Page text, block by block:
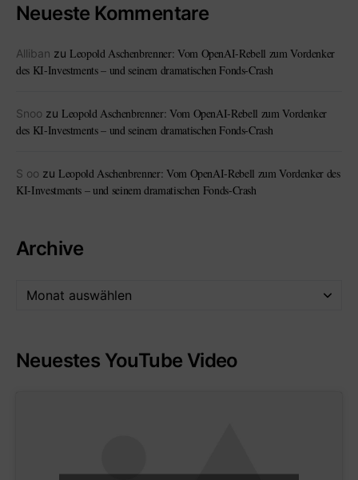
Neueste Kommentare
Alliban zu Leopold Aschenbrenner: Vom OpenAI-Rebell zum Vordenker
des KI-Investments – und seinem dramatischen Fonds-Crash
Snoo zu Leopold Aschenbrenner: Vom OpenAI-Rebell zum Vordenker
des KI-Investments – und seinem dramatischen Fonds-Crash
S oo zu Leopold Aschenbrenner: Vom OpenAI-Rebell zum Vordenker des
KI-Investments – und seinem dramatischen Fonds-Crash
Archive
Neuestes YouTube Video